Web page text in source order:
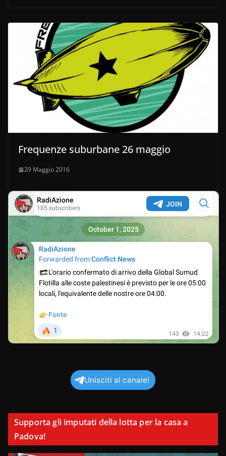
Frequenze suburbane 26 maggio
29 Maggio 2016
Unisciti al canale!
Supporta gli imputati della lotta per la casa a
Padova!